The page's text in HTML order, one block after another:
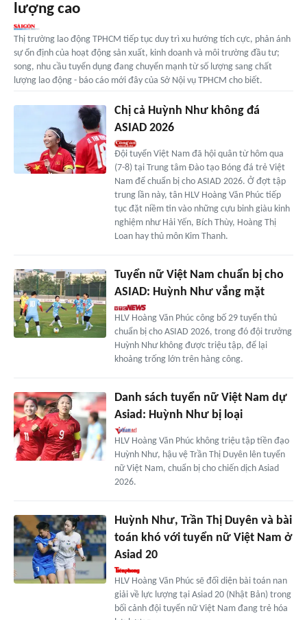
lượng cao
Thị trường lao động TPHCM tiếp tục duy trì xu hướng tích cực, phản ánh
sự ổn định của hoạt động sản xuất, kinh doanh và môi trường đầu tư;
song, nhu cầu tuyển dụng đang chuyển mạnh từ số lượng sang chất
lượng lao động - báo cáo mới đây của Sở Nội vụ TPHCM cho biết.
Chị cả Huỳnh Như không đá
ASIAD 2026
Đội tuyển Việt Nam đã hội quân từ hôm qua
(7-8) tại Trung tâm Đào tạo Bóng đá trẻ Việt
Nam để chuẩn bị cho ASIAD 2026. Ở đợt tập
trung lần này, tân HLV Hoàng Văn Phúc tiếp
tục đặt niềm tin vào những cựu binh giàu kinh
nghiệm như Hải Yến, Bích Thùy, Hoàng Thị
Loan hay thủ môn Kim Thanh.
Tuyển nữ Việt Nam chuẩn bị cho
ASIAD: Huỳnh Như vắng mặt
HLV Hoàng Văn Phúc công bố 29 tuyển thủ
chuẩn bị cho ASIAD 2026, trong đó đội trưởng
Huỳnh Như không được triệu tập, để lại
khoảng trống lớn trên hàng công.
Danh sách tuyển nữ Việt Nam dự
Asiad: Huỳnh Như bị loại
HLV Hoàng Văn Phúc không triệu tập tiền đạo
Huỳnh Như, hậu vệ Trần Thị Duyên lên tuyển
nữ Việt Nam, chuẩn bị cho chiến dịch Asiad
2026.
Huỳnh Như, Trần Thị Duyên và bài
toán khó với tuyển nữ Việt Nam ở
Asiad 20
HLV Hoàng Văn Phúc sẽ đối diện bài toán nan
giải về lực lượng tại Asiad 20 (Nhật Bản) trong
bối cảnh đội tuyển nữ Việt Nam đang trẻ hóa